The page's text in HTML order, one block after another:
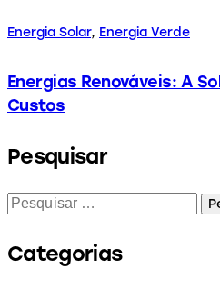
Energia Solar, Energia Verde
Energias Renováveis: A
Custos
Pesquisar
Categorias